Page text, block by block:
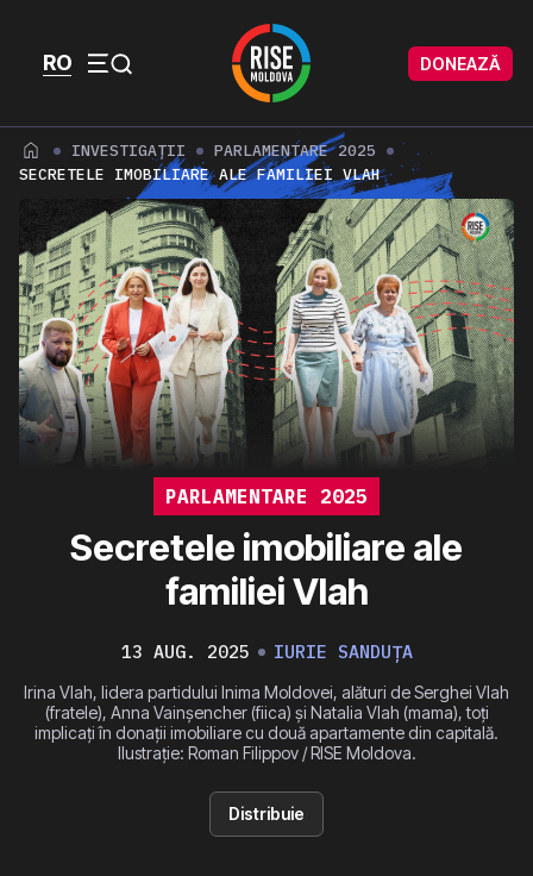
RO
DONEAZĂ
INVESTIGAȚII
PARLAMENTARE 2025
SECRETELE IMOBILIARE ALE FAMILIEI VLAH
PARLAMENTARE 2025
Secretele imobiliare ale
familiei Vlah
13 AUG. 2025 IURIE SANDUȚA
Irina Vlah, lidera partidului Inima Moldovei, alături de Serghei Vlah
(fratele), Anna Vainșencher (fiica) și Natalia Vlah (mama), toți
implicați în donații imobiliare cu două apartamente din capitală.
Ilustrație: Roman Filippov / RISE Moldova.
Distribuie